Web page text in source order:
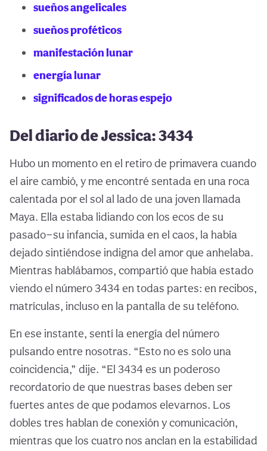
sueños angelicales
sueños proféticos
manifestación lunar
energía lunar
significados de horas espejo
Del diario de Jessica: 3434
Hubo un momento en el retiro de primavera cuando
el aire cambió, y me encontré sentada en una roca
calentada por el sol al lado de una joven llamada
Maya. Ella estaba lidiando con los ecos de su
pasado—su infancia, sumida en el caos, la había
dejado sintiéndose indigna del amor que anhelaba.
Mientras hablábamos, compartió que había estado
viendo el número 3434 en todas partes: en recibos,
matrículas, incluso en la pantalla de su teléfono.
En ese instante, sentí la energía del número
pulsando entre nosotras. “Esto no es solo una
coincidencia,” dije. “El 3434 es un poderoso
recordatorio de que nuestras bases deben ser
fuertes antes de que podamos elevarnos. Los
dobles tres hablan de conexión y comunicación,
mientras que los cuatro nos anclan en la estabilidad